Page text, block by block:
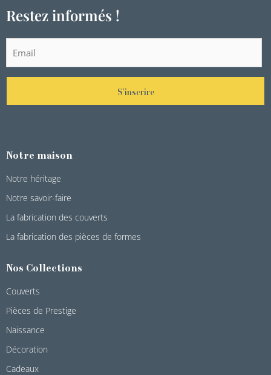
Restez informés !
S'inscrire
Notre maison
Notre héritage
Notre savoir-faire
La fabrication des couverts
La fabrication des pièces de formes
Nos Collections
Couverts
Pièces de Prestige
Naissance
Décoration
Cadeaux